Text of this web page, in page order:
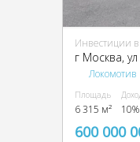
Инвестиции в
Локомотив
Площадь
6 315 м² 10%
600 000